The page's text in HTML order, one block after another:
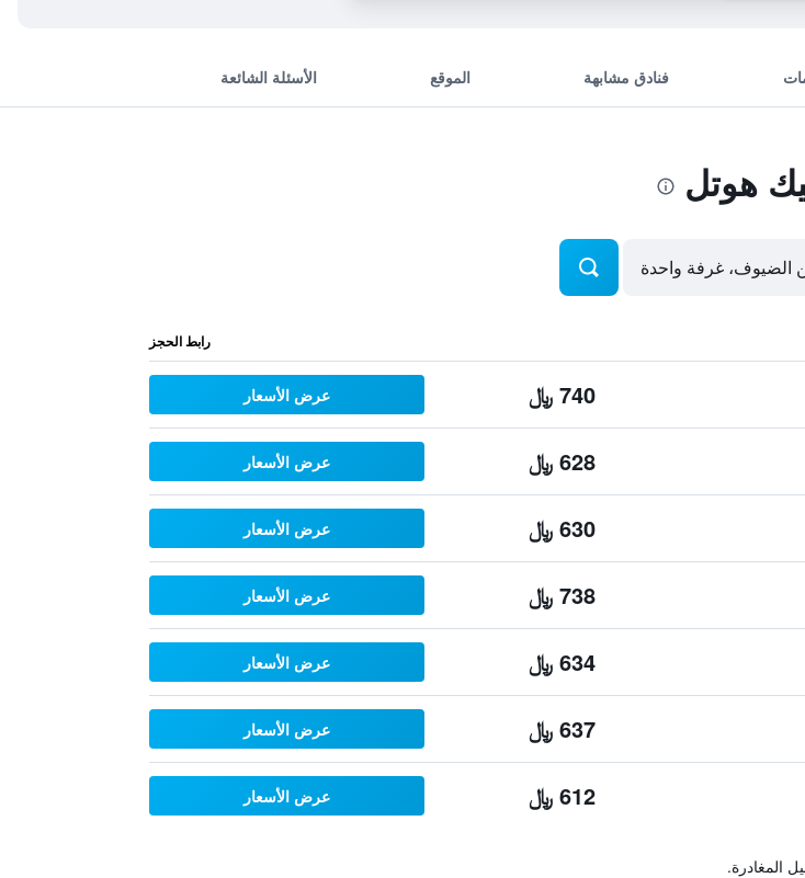
فنادق مشابهة الموقع الأسئلة الشائعة
هوتل
رابط الحجز
740 ﷼ عرض الأسعار
628 ﷼ عرض الأسعار
630 ﷼ عرض الأسعار
738 ﷼ عرض الأسعار
634 ﷼ عرض الأسعار
637 ﷼ عرض الأسعار
612 ﷼ عرض الأسعار
المغادرة.